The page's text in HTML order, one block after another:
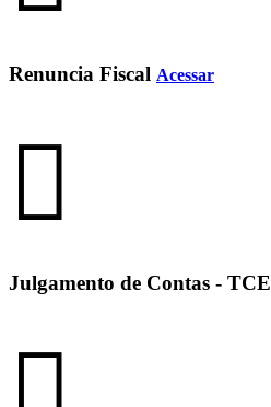
Renuncia Fiscal Acessar
Julgamento de Contas - TCE